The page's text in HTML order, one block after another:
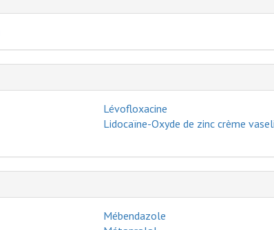
Lévofloxacine
Lidocaïne-Oxyde de zinc crème
Mébendazole